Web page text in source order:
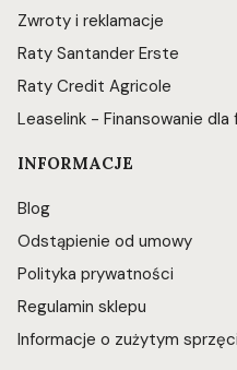
Zwroty i reklamacje
Raty Santander Erste
Raty Credit Agricole
Leaselink - Finansowanie dla
INFORMACJE
Blog
Odstąpienie od umowy
Polityka prywatności
Regulamin sklepu
Informacje o zużytym